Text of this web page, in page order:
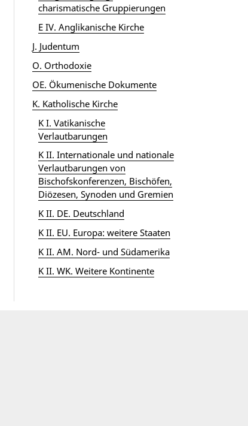
charismatische Gruppierungen
E IV. Anglikanische Kirche
J. Judentum
O. Orthodoxie
OE. Ökumenische Dokumente
K. Katholische Kirche
K I. Vatikanische
Verlautbarungen
K II. Internationale und nationale
Verlautbarungen von
Bischofskonferenzen, Bischöfen,
Diözesen, Synoden und Gremien
K II. DE. Deutschland
K II. EU. Europa: weitere Staaten
K II. AM. Nord- und Südamerika
K II. WK. Weitere Kontinente